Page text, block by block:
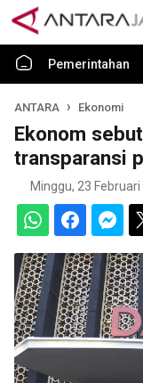
Pemerintahan
ANTARA Ekonomi
Ekonom
transparansi
Minggu, 23 Februari